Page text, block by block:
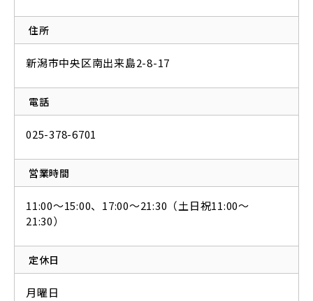
住所
新潟市中央区南出来島2-8-17
電話
025-378-6701
営業時間
11:00～15:00、17:00～21:30（土日祝11:00～
21:30）
定休日
月曜日